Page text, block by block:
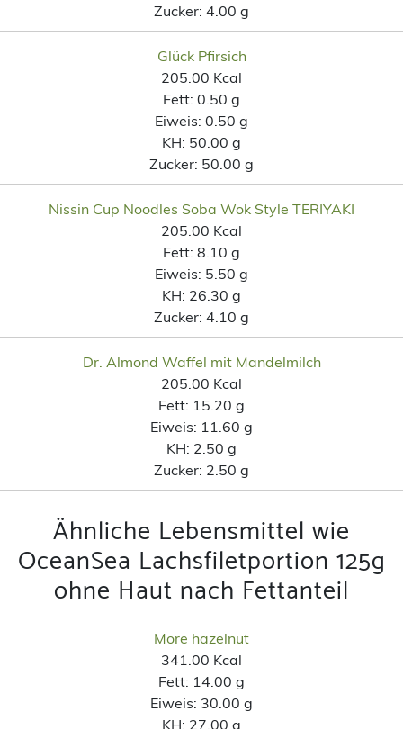
Zucker: 4.00 g
Glück Pfirsich
205.00 Kcal
Fett: 0.50 g
Eiweis: 0.50 g
KH: 50.00 g
Zucker: 50.00 g
Nissin Cup Noodles Soba Wok Style TERIYAKI
205.00 Kcal
Fett: 8.10 g
Eiweis: 5.50 g
KH: 26.30 g
Zucker: 4.10 g
Dr. Almond Waffel mit Mandelmilch
205.00 Kcal
Fett: 15.20 g
Eiweis: 11.60 g
KH: 2.50 g
Zucker: 2.50 g
Ähnliche Lebensmittel wie
OceanSea Lachsfiletportion 125g
ohne Haut nach Fettanteil
More hazelnut
341.00 Kcal
Fett: 14.00 g
Eiweis: 30.00 g
KH: 27.00 g